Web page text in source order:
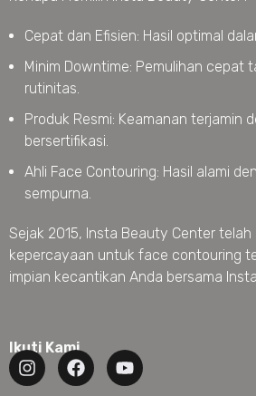
Cepat dan Efisien: Hasil optimal
Minim Downtime: Pemulihan cepat
rutinitas.
Produk Resmi: Keamanan terjamin
bersertifikasi.
Ahli Face Contouring: Hasil alami
sempurna.
Sejak 2015, Insta Beauty Center
kepercayaan untuk face contouring
impian kecantikan Anda bersama
Ikuti Kami